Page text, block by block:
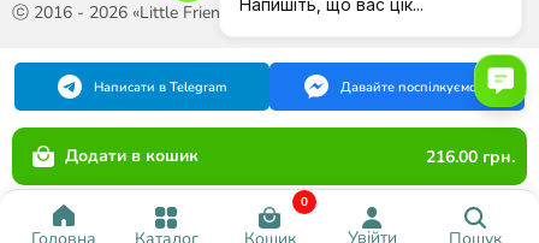
Каталог Кошик
0
Увійти Пошук
Додати в кошик 216.00 грн.
ⓒ 2016 - 2026 «Little Friend»
Написати в Telegram Давайте поспілкуємося